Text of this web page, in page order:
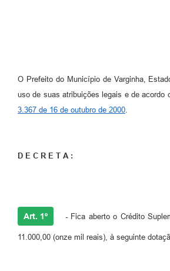
O Prefeito do Município de Varginha,
uso de suas atribuições legais e de acordo
3.367 de 16 de outubro de 2000
D E C R E T A :
Art. 1º - Fica aberto o Crédito
11.000,00 (onze mil reais), à seguinte